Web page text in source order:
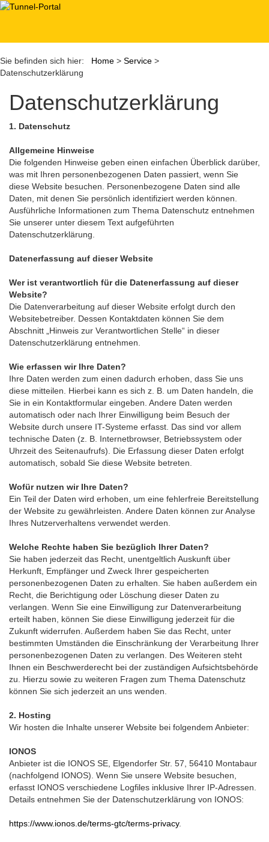
Sie befinden sich hier: Home > Service >
Datenschutzerklärung
Datenschutzerklärung
1. Datenschutz
Allgemeine Hinweise
Die folgenden Hinweise geben einen einfachen Überblick darüber,
was mit Ihren personenbezogenen Daten passiert, wenn Sie
diese Website besuchen. Personenbezogene Daten sind alle
Daten, mit denen Sie persönlich identifiziert werden können.
Ausführliche Informationen zum Thema Datenschutz entnehmen
Sie unserer unter diesem Text aufgeführten
Datenschutzerklärung.
Datenerfassung auf dieser Website
Wer ist verantwortlich für die Datenerfassung auf dieser
Website?
Die Datenverarbeitung auf dieser Website erfolgt durch den
Websitebetreiber. Dessen Kontaktdaten können Sie dem
Abschnitt „Hinweis zur Verantwortlichen Stelle“ in dieser
Datenschutzerklärung entnehmen.
Wie erfassen wir Ihre Daten?
Ihre Daten werden zum einen dadurch erhoben, dass Sie uns
diese mitteilen. Hierbei kann es sich z. B. um Daten handeln, die
Sie in ein Kontaktformular eingeben. Andere Daten werden
automatisch oder nach Ihrer Einwilligung beim Besuch der
Website durch unsere IT-Systeme erfasst. Das sind vor allem
technische Daten (z. B. Internetbrowser, Betriebssystem oder
Uhrzeit des Seitenaufrufs). Die Erfassung dieser Daten erfolgt
automatisch, sobald Sie diese Website betreten.
Wofür nutzen wir Ihre Daten?
Ein Teil der Daten wird erhoben, um eine fehlerfreie Bereitstellung
der Website zu gewährleisten. Andere Daten können zur Analyse
Ihres Nutzerverhaltens verwendet werden.
Welche Rechte haben Sie bezüglich Ihrer Daten?
Sie haben jederzeit das Recht, unentgeltlich Auskunft über
Herkunft, Empfänger und Zweck Ihrer gespeicherten
personenbezogenen Daten zu erhalten. Sie haben außerdem ein
Recht, die Berichtigung oder Löschung dieser Daten zu
verlangen. Wenn Sie eine Einwilligung zur Datenverarbeitung
erteilt haben, können Sie diese Einwilligung jederzeit für die
Zukunft widerrufen. Außerdem haben Sie das Recht, unter
bestimmten Umständen die Einschränkung der Verarbeitung Ihrer
personenbezogenen Daten zu verlangen. Des Weiteren steht
Ihnen ein Beschwerderecht bei der zuständigen Aufsichtsbehörde
zu. Hierzu sowie zu weiteren Fragen zum Thema Datenschutz
können Sie sich jederzeit an uns wenden.
2. Hosting
Wir hosten die Inhalte unserer Website bei folgendem Anbieter:
IONOS
Anbieter ist die IONOS SE, Elgendorfer Str. 57, 56410 Montabaur
(nachfolgend IONOS). Wenn Sie unsere Website besuchen,
erfasst IONOS verschiedene Logfiles inklusive Ihrer IP-Adressen.
Details entnehmen Sie der Datenschutzerklärung von IONOS:
https://www.ionos.de/terms-gtc/terms-privacy.